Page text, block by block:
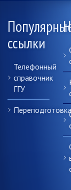
ссылки
Телефонный
справочник
ГГУ
Переподготовка